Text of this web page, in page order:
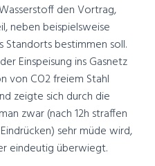
den Vortrag,
neben beispielsweise
bestimmen soll.
Einspeisung ins Gasnetz
von CO2 freiem Stahl
zeigte sich durch die
zwar (nach 12h straffen
sehr müde wird,
eindeutig überwiegt.